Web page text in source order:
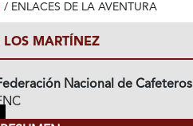
/ ENLACES DE LA AVENTURA
MARTÍNEZ
Nacional de Cafeteros